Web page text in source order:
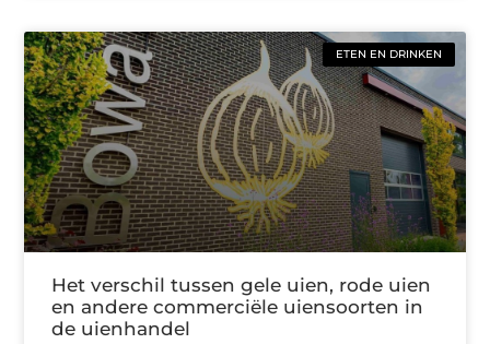
ETEN EN DRINKEN
Het verschil tussen gele uien, rode uien
en andere commerciële uiensoorten in
de uienhandel